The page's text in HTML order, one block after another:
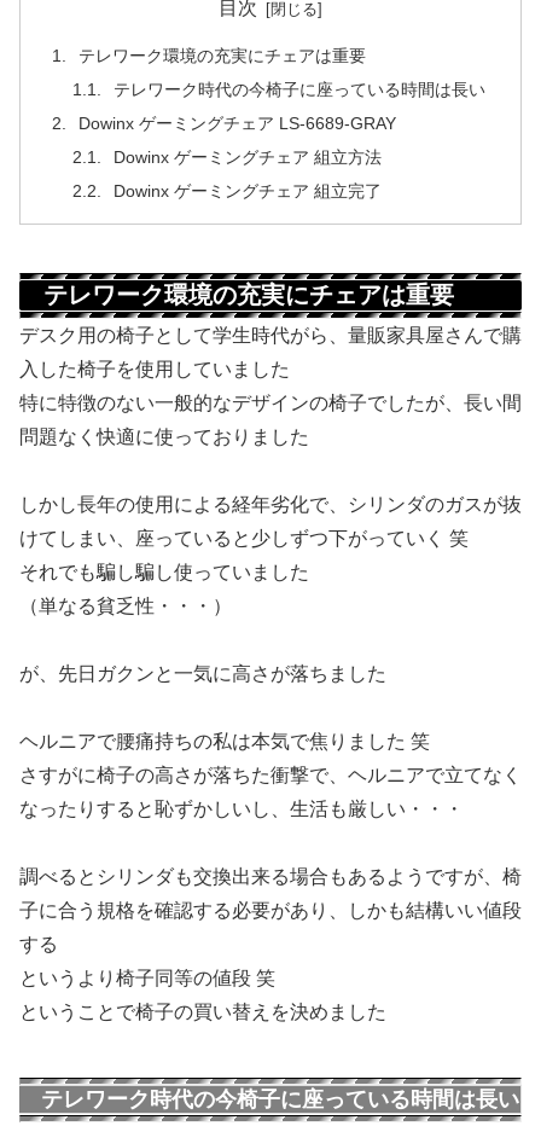
目次
テレワーク環境の充実にチェアは重要
テレワーク時代の今椅子に座っている時間は長い
Dowinx ゲーミングチェア LS-6689-GRAY
Dowinx ゲーミングチェア 組立方法
Dowinx ゲーミングチェア 組立完了
テレワーク環境の充実にチェアは重要
デスク用の椅子として学生時代がら、量販家具屋さんで購
入した椅子を使用していました
特に特徴のない一般的なデザインの椅子でしたが、長い間
問題なく快適に使っておりました
しかし長年の使用による経年劣化で、シリンダのガスが抜
けてしまい、座っていると少しずつ下がっていく 笑
それでも騙し騙し使っていました
（単なる貧乏性・・・）
が、先日ガクンと一気に高さが落ちました
ヘルニアで腰痛持ちの私は本気で焦りました 笑
さすがに椅子の高さが落ちた衝撃で、ヘルニアで立てなく
なったりすると恥ずかしいし、生活も厳しい・・・
調べるとシリンダも交換出来る場合もあるようですが、椅
子に合う規格を確認する必要があり、しかも結構いい値段
する
というより椅子同等の値段 笑
ということで椅子の買い替えを決めました
テレワーク時代の今椅子に座っている時間は長い